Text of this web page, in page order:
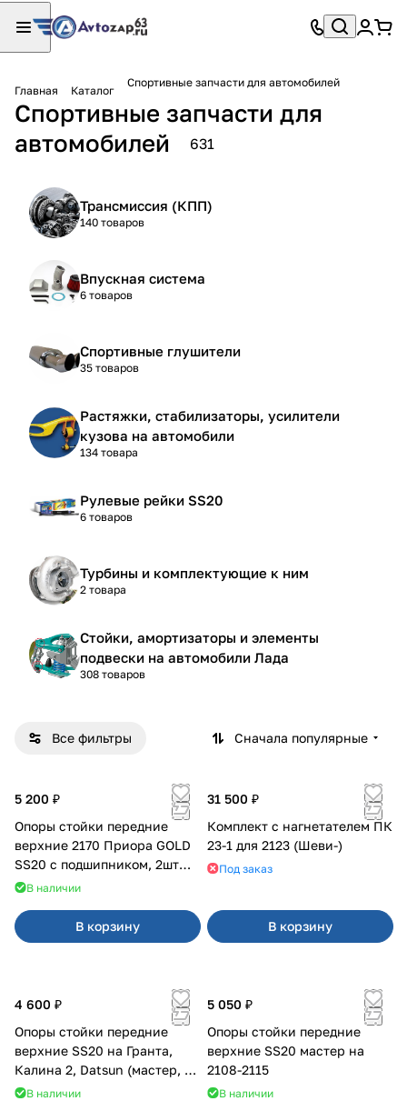
Главная Каталог
Спортивные запчасти для автомобилей
Спортивные запчасти для
автомобилей
631
Трансмиссия (КПП)
140 товаров
Впускная система
6 товаров
Спортивные глушители
35 товаров
Растяжки, стабилизаторы, усилители
кузова на автомобили
134 товара
Рулевые рейки SS20
6 товаров
Турбины и комплектующие к ним
2 товара
Стойки, амортизаторы и элементы
подвески на автомобили Лада
308 товаров
Все фильтры Сначала популярные
5 200 ₽
Опоры стойки передние
верхние 2170 Приора GOLD
SS20 с подшипником, 2шт
10116
В наличии
В корзину
31 500 ₽
Комплект с нагнетателем ПК
23-1 для 2123 (Шеви-)
Под заказ
В корзину
4 600 ₽
Опоры стойки передние
верхние SS20 на Гранта,
Калина 2, Datsun (мастер, с
ЭлУР, с подшипником) 2шт
В наличии
5 050 ₽
Опоры стойки передние
верхние SS20 мастер на
2108-2115
В наличии